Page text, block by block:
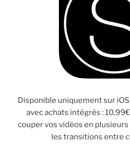
Disponible uniquement sur
avec achats intégrés :
couper vos vidéos en
les transitions entre